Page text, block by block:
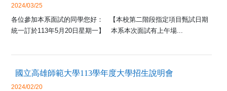
2024/03/25
各位參加本系面試的同學您好： 【本校第二階段指定項目甄試日期
統一訂於113年5月20日星期一】 本系本次面試有上午場...
國立高雄師範大學113學年度大學招生說明會
2024/02/20